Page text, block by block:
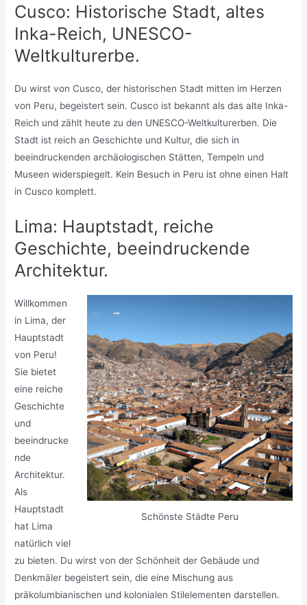
Cusco: Historische Stadt, altes
Inka-Reich, UNESCO-
Weltkulturerbe.
Du wirst von Cusco, der historischen Stadt mitten im Herzen
von Peru, begeistert sein. Cusco ist bekannt als das alte Inka-
Reich und zählt heute zu den UNESCO-Weltkulturerben. Die
Stadt ist reich an Geschichte und Kultur, die sich in
beeindruckenden archäologischen Stätten, Tempeln und
Museen widerspiegelt. Kein Besuch in Peru ist ohne einen Halt
in Cusco komplett.
Lima: Hauptstadt, reiche
Geschichte, beeindruckende
Architektur.
Schönste Städte Peru
Willkommen
in Lima, der
Hauptstadt
von Peru!
Sie bietet
eine reiche
Geschichte
und
beeindrucke
nde
Architektur.
Als
Hauptstadt
hat Lima
natürlich viel
zu bieten. Du wirst von der Schönheit der Gebäude und
Denkmäler begeistert sein, die eine Mischung aus
präkolumbianischen und kolonialen Stilelementen darstellen.